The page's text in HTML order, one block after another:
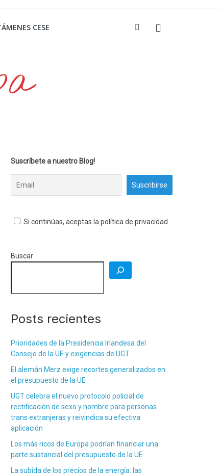
CESE
Suscríbete a nuestro Blog!
Si continúas, aceptas la política de privacidad
Buscar
Posts recientes
Prioridades de la Presidencia Irlandesa del
Consejo de la UE y exigencias de UGT
El alemán Merz exige recortes generalizados en
el presupuesto de la UE
UGT celebra el nuevo protocolo policial de
rectificación de sexo y nombre para personas
trans extranjeras y reivindica su efectiva
aplicación
Los más ricos de Europa podrían financiar una
parte sustancial del presupuesto de la UE
La subida de los precios de la energía: las